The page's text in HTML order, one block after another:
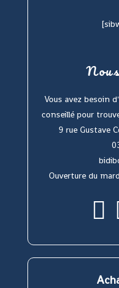
Vous avez besoin
conseillé pour
9 rue Gustave
Ouverture du